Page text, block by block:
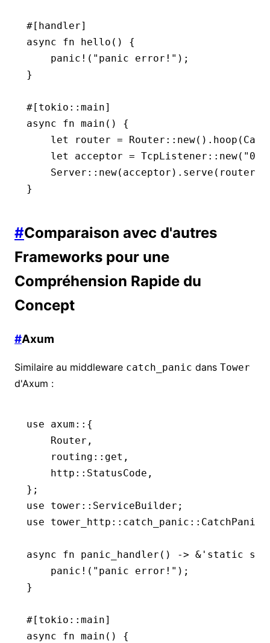
#[handler]
async fn hello () {
    panic!
( "panic error!" );
}
#[tokio :: main]
async fn main () {
    let
router = Router :: new() . hoop
    let
acceptor = TcpListener :: new(
    Server
:: new(acceptor) . serve (router)
}
#Comparaison avec d'autres
Frameworks pour une
Compréhension Rapide du
Concept
#Axum
Similaire au middleware catch_panic dans Tower
d'Axum :
use axum :: {
    Router
,
    routing
:: get,
    http
:: StatusCode ,
};
use tower :: ServiceBuilder ;
use tower_http :: catch_panic ::
async fn panic_handler () -> & ' static str
    panic!
( "panic error!" );
}
#[tokio :: main]
async fn main () {